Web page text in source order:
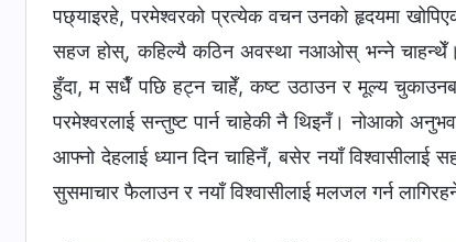
पछ्याइरहे, परमेश्‍वरको प्रत्येक वचन उनको हृदयमा
सहज होस्, कहिल्यै कठिन अवस्था नआओस् भन्‍ने चाहन्थेँ।
हुँदा, म सधैँ पछि हट्न चाहेँ, कष्ट उठाउन र मूल्य
परमेश्‍वरलाई सन्तुष्ट पार्न चाहेकी नै थिइनँ। नोआको
आफ्नो देहलाई ध्यान दिन चाहिनँ, बसेर नयाँ
सुसमाचार फैलाउन र नयाँ विश्‍वासीलाई मलजल गर्न